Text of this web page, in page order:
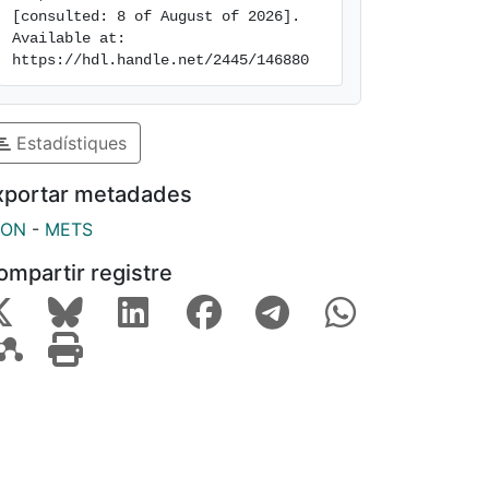
[consulted: 8 of August of 2026].
Available at:
https://hdl.handle.net/2445/146880
Estadístiques
metadades
- METS
registre